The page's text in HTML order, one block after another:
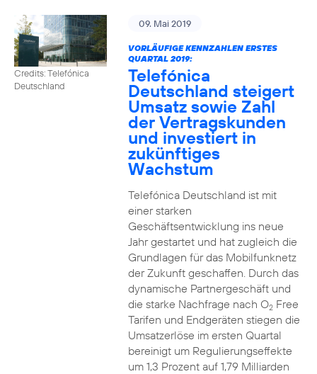
Credits: Telefónica
Deutschland
09. Mai 2019
VORLÄUFIGE KENNZAHLEN ERSTES
QUARTAL 2019:
Telefónica
Deutschland steigert
Umsatz sowie Zahl
der Vertragskunden
und investiert in
zukünftiges
Wachstum
Telefónica Deutschland ist mit
einer starken
Geschäftsentwicklung ins neue
Jahr gestartet und hat zugleich die
Grundlagen für das Mobilfunknetz
der Zukunft geschaffen. Durch das
dynamische Partnergeschäft und
die starke Nachfrage nach O2Free
Tarifen und Endgeräten stiegen die
Umsatzerlöse im ersten Quartal
bereinigt um Regulierungseffekte
um 1,3 Prozent auf 1,79 Milliarden